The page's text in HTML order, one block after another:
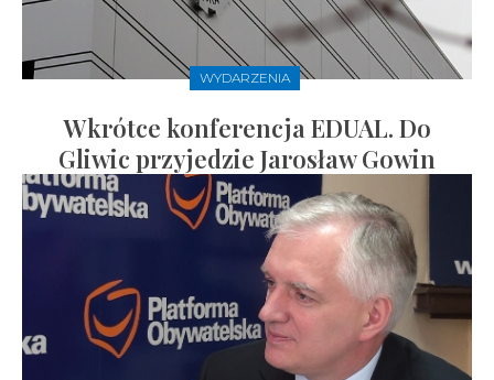
WYDARZENIA
Wkrótce konferencja EDUAL. Do
Gliwic przyjedzie Jarosław Gowin